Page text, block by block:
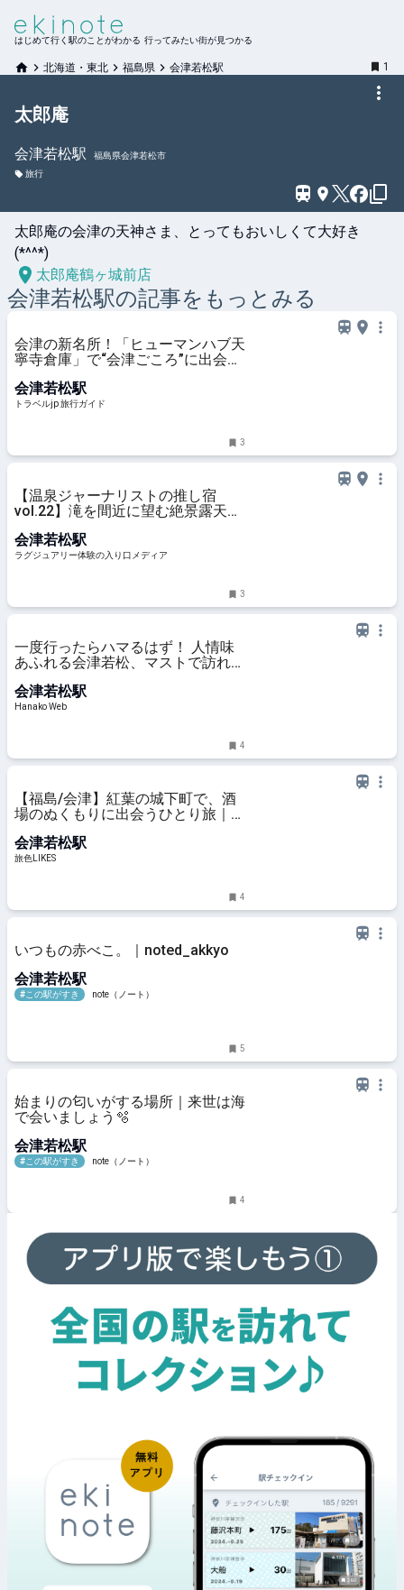
はじめて行く駅のことがわかる 行ってみたい街が見つかる
北海道・東北 福島県 会津若松駅 1
太郎庵
会津若松駅
福島県会津若松市
旅行
太郎庵の会津の天神さま、とってもおいしくて大好き
太郎庵鶴ヶ城前店
会津若松駅の記事をもっとみる
会津の新名所！「ヒューマンハブ天
寧寺倉庫」で“会津ごころ”に出会う
会津若松駅
トラベルjp 旅行ガイド
3
【温泉ジャーナリストの推し宿
vol.22】滝を間近に望む絶景露天風
る「原瀧」
会津若松駅
ラグジュアリー体験の入り口メディア
3
一度行ったらハマるはず！ 人情味
あふれる会津若松、マストで訪れた
会津若松駅
Hanako Web
4
【福島/会津】紅葉の城下町で、酒
場のぬくもりに出会うひとり旅｜旅
会津若松駅
旅色LIKES
4
いつもの赤べこ。｜noted_akkyo
会津若松駅
#この駅がすき note（ノート）
5
始まりの匂いがする場所｜来世は海
で会いましょう🫧
会津若松駅
#この駅がすき note（ノート）
4